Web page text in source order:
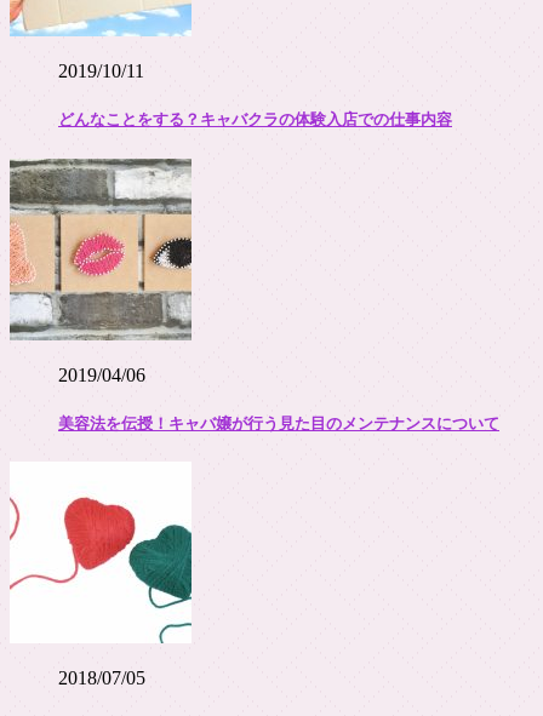
2019/10/11
どんなことをする？キャバクラの体験入店での仕事内容
2019/04/06
美容法を伝授！キャバ嬢が行う見た目のメンテナンスについて
2018/07/05